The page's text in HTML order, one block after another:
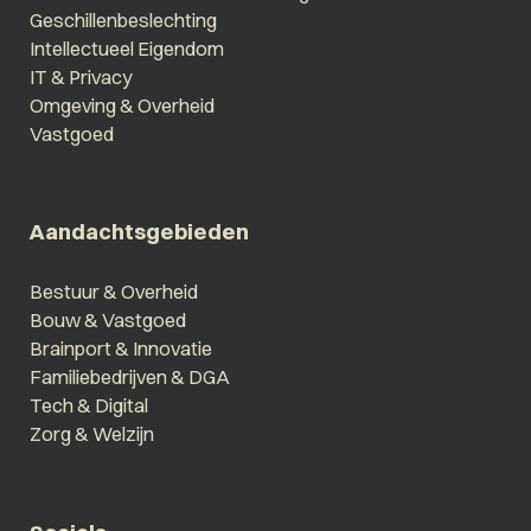
Geschillenbeslechting
Intellectueel Eigendom
IT & Privacy
Omgeving & Overheid
Vastgoed
Aandachtsgebieden
Bestuur & Overheid
Bouw & Vastgoed
Brainport & Innovatie
Familiebedrijven & DGA
Tech & Digital
Zorg & Welzijn